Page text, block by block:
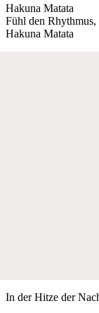
Hakuna Matata
Fühl den Rhythmus,
Hakuna Matata
In der Hitze der